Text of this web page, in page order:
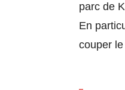
parc de
En
couper